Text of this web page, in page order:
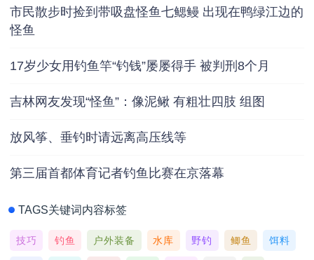
市民散步时捡到带吸盘怪鱼七鳃鳗 出现在鸭绿江边的
怪鱼
17岁少女用钓鱼竿“钓钱”屡屡得手 被判刑8个月
吉林网友发现“怪鱼”：像泥鳅 有粗壮四肢 组图
放风筝、垂钓时请远离高压线等
第三届首都体育记者钓鱼比赛在京落幕
TAGS关键词内容标签
技巧 钓鱼 户外装备 水库 野钓 鲫鱼 饵料